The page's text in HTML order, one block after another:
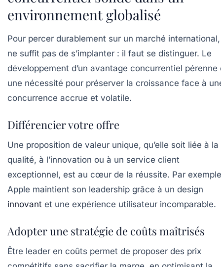
environnement globalisé
Pour percer durablement sur un marché
ne suffit pas de s’implanter : il faut se distinguer. Le
développement d’un avantage concurrentiel pérenne
une nécessité pour préserver la croissance face à
concurrence accrue et volatile.
Différencier votre offre
Une proposition de valeur unique, qu’elle soit liée à la
qualité, à l’innovation ou à un service client
exceptionnel, est au cœur de la réussite. Par
Apple maintient son leadership grâce à un design
innovant et une expérience utilisateur incomparable.
Adopter une stratégie de coûts maîtrisés
Être leader en coûts permet de proposer des prix